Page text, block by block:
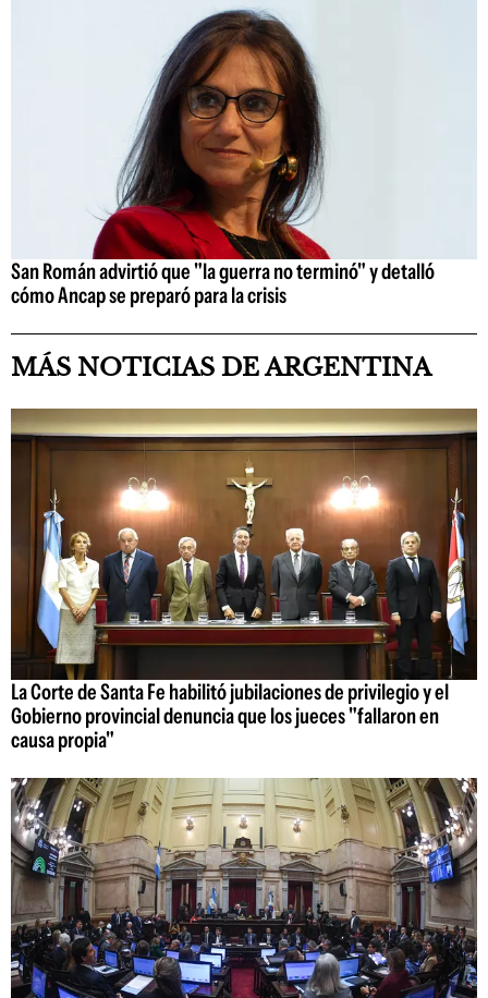
San Román advirtió que "la guerra no terminó" y detalló
cómo Ancap se preparó para la crisis
MÁS NOTICIAS DE ARGENTINA
La Corte de Santa Fe habilitó jubilaciones de privilegio y el
Gobierno provincial denuncia que los jueces "fallaron en
causa propia"